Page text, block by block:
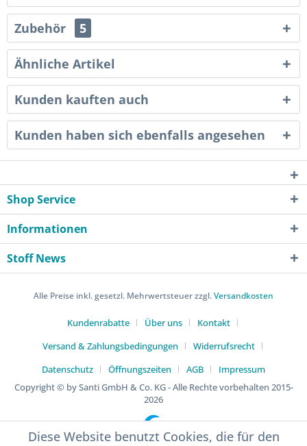
Zubehör 5
Ähnliche Artikel
Kunden kauften auch
Kunden haben sich ebenfalls angesehen
Shop Service
Informationen
Stoff News
Alle Preise inkl. gesetzl. Mehrwertsteuer zzgl.Versandkosten
Kundenrabatte Über uns
Kontakt
Versand & Zahlungsbedingungen
Widerrufsrecht
Datenschutz
Öffnungszeiten AGB
Impressum
Copyright © by Santi GmbH & Co. KG - Alle Rechte vorbehalten 2015-
2026
Diese Website benutzt Cookies, die für den